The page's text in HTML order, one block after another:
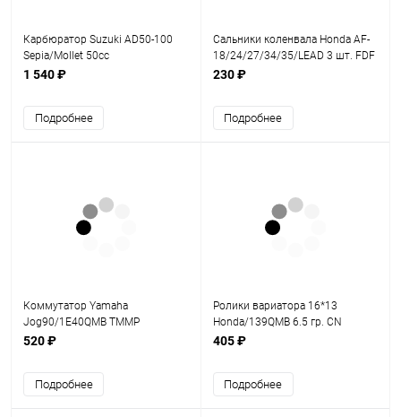
Карбюратор Suzuki AD50-100
Sepia/Mollet 50cc
1 540 ₽
Подробнее
Сальники коленвала Honda AF-
18/24/27/34/35/LEAD 3 шт. FDF
230 ₽
Подробнее
Коммутатор Yamaha
Jog90/1E40QMB TMMP
520 ₽
Подробнее
Ролики вариатора 16*13
Honda/139QMB 6.5 гр. CN
405 ₽
Подробнее